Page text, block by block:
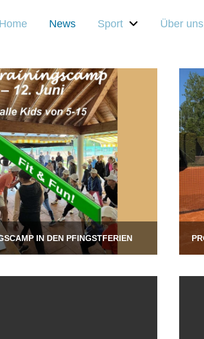
Home News Sport Über uns
IN DEN PFINGSTFERIEN